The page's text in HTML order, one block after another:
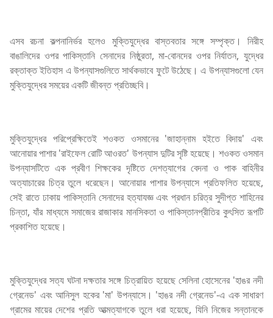
এসব রচনা কল্পনানির্ভর হলেও মুক্তিযুদ্ধের বাস্তবতার সঙ্গে সম্পৃক্ত। নিরীহ
বাঙালিদের ওপর পাকিস্তানি সেনাদের নিষ্ঠুরতা, মা-বোনদের ওপর নির্যাতন, যুদ্ধের
রক্তাক্ত ইতিহাস এ উপন্যাসগুলিতে সার্থকভাবে ফুটে উঠেছে। এ উপন্যাসগুলো যেন
মুক্তিযুদ্ধের সময়ের একটি জীবন্ত প্রতিচ্ছবি।
মুক্তিযুদ্ধের পরিপ্রেক্ষিতেই শওকত ওসমানের 'জাহান্নাম হইতে বিদায়' এবং
আনোয়ার পাশার 'রাইফেল রোটি আওরত' উপন্যাস দুটির সৃষ্টি হয়েছে। শওকত ওসমান
উপন্যাসটিতে এক প্রবীণ শিক্ষকের দৃষ্টিতে দেশত্যাগের বেদনা ও পাক বাহিনীর
অত্যাচারের চিত্র তুলে ধরেছেন। আনোয়ার পাশার উপন্যাসে প্রতিফলিত হয়েছে,
সেই রাতে ঢাকায় পাকিস্তানি সেনাদের হত্যাযজ্ঞ এবং প্রধান চরিত্র সুদীপ্ত শাহিনের
চিন্তা, যাঁর মাধ্যমে সমাজের রাজাকার মানসিকতা ও পাকিস্তানপ্রীতির কুৎসিত রূপটি
প্রকাশিত হয়েছে।
মুক্তিযুদ্ধের সত্য ঘটনা দক্ষতার সঙ্গে চিত্রায়িত হয়েছে সেলিনা হোসেনের 'হাঙর নদী
গ্রেনেড' এবং আনিসুল হকের 'মা' উপন্যাসে। 'হাঙর নদী গ্রেনেড'-এ এক সাধারণ
গ্রামের মায়ের দেশের প্রতি আত্মত্যাগকে তুলে ধরা হয়েছে, যিনি নিজের সন্তানকে